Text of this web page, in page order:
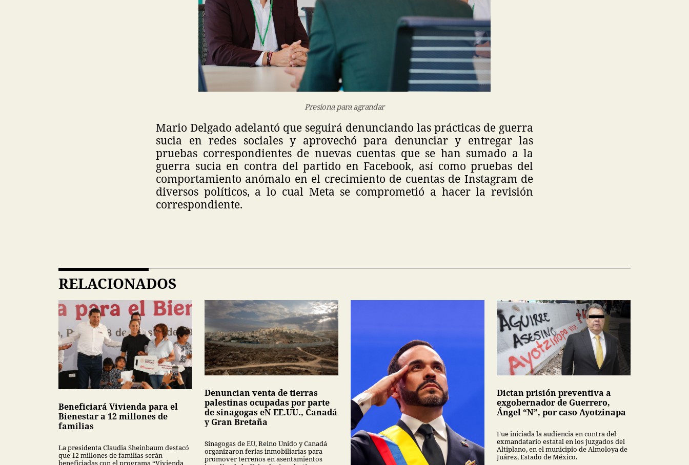
Presiona para agrandar
Mario Delgado adelantó que seguirá denunciando las prácticas de guerra
sucia en redes sociales y aprovechó para denunciar y entregar las
pruebas correspondientes de nuevas cuentas que se han sumado a la
guerra sucia en contra del partido en Facebook, así como pruebas del
comportamiento anómalo en el crecimiento de cuentas de Instagram de
diversos políticos, a lo cual Meta se comprometió a hacer la revisión
correspondiente.
RELACIONADOS
Beneficiará Vivienda para el
Bienestar a 12 millones de
familias
La presidenta Claudia Sheinbaum destacó
que 12 millones de familias serán
beneficiadas con el programa “Vivienda
Denuncian venta de tierras
palestinas ocupadas por parte
de sinagogas eN EE.UU., Canadá
y Gran Bretaña
Sinagogas de EU, Reino Unido y Canadá
organizaron ferias inmobiliarias para
promover terrenos en asentamientos
Dictan prisión preventiva a
exgobernador de Guerrero,
Ángel “N”, por caso Ayotzinapa
Fue iniciada la audiencia en contra del
exmandatario estatal en los juzgados del
Altiplano, en el municipio de Almoloya de
Juárez, Estado de México.